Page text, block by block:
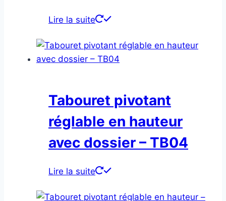
Lire la suite
Tabouret pivotant
réglable en hauteur
avec dossier – TB04
Lire la suite